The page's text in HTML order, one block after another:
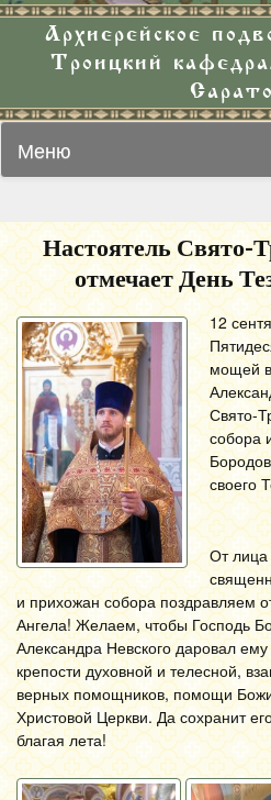
Архиерейское
Троицкий
Меню
Настоятель Свято-
отмечает День
12
мощей
Свято-
собора
своего
От
и прихожан собора поздравляем
Ангела! Желаем, чтобы Господь
Александра Невского даровал
крепости духовной и телесной,
верных помощников, помощи
Христовой Церкви. Да сохранит
благая лета!